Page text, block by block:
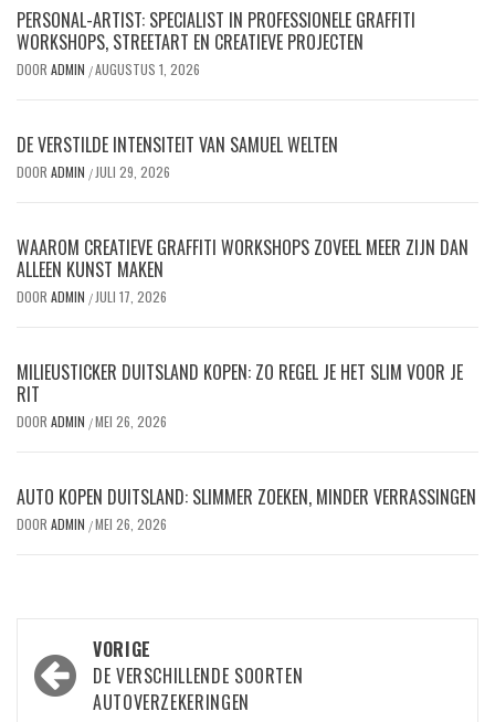
PERSONAL-ARTIST: SPECIALIST IN PROFESSIONELE GRAFFITI
WORKSHOPS, STREETART EN CREATIEVE PROJECTEN
DOOR ADMIN /AUGUSTUS 1, 2026
DE VERSTILDE INTENSITEIT VAN SAMUEL WELTEN
DOOR ADMIN / JULI 29, 2026
WAAROM CREATIEVE GRAFFITI WORKSHOPS ZOVEEL MEER ZIJN DAN
ALLEEN KUNST MAKEN
DOOR ADMIN / JULI 17, 2026
MILIEUSTICKER DUITSLAND KOPEN: ZO REGEL JE HET SLIM VOOR JE
RIT
DOOR ADMIN /MEI 26, 2026
AUTO KOPEN DUITSLAND: SLIMMER ZOEKEN, MINDER VERRASSINGEN
DOOR ADMIN /MEI 26, 2026
Bericht
navigatie
VORIGE
DE VERSCHILLENDE SOORTEN
AUTOVERZEKERINGEN